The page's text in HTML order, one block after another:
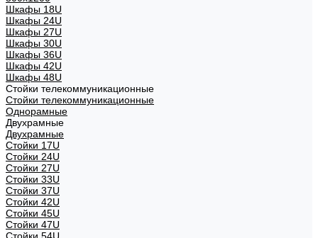
Шкафы 18U
Шкафы 24U
Шкафы 27U
Шкафы 30U
Шкафы 36U
Шкафы 42U
Шкафы 48U
Стойки телекоммуникационные
Стойки телекоммуникационные
Однорамные
Двухрамные
Двухрамные
Стойки 17U
Стойки 24U
Стойки 27U
Стойки 33U
Стойки 37U
Стойки 42U
Стойки 45U
Стойки 47U